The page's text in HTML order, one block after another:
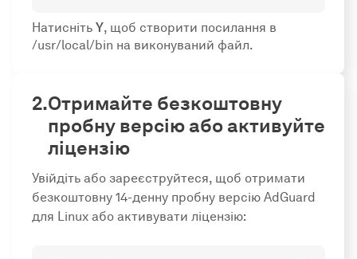
Натисніть Y, щоб створити посилання в
/usr/local/bin на виконуваний файл.
Отримайте безкоштовну
пробну версію або активуйте
ліцензію
Увійдіть або зареєструйтеся, щоб отримати
безкоштовну 14-денну пробну версію AdGuard
для Linux або активувати ліцензію: